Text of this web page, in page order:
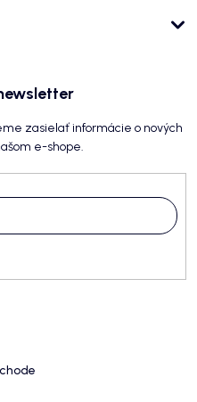
zasielať informácie o nových
e-shope.